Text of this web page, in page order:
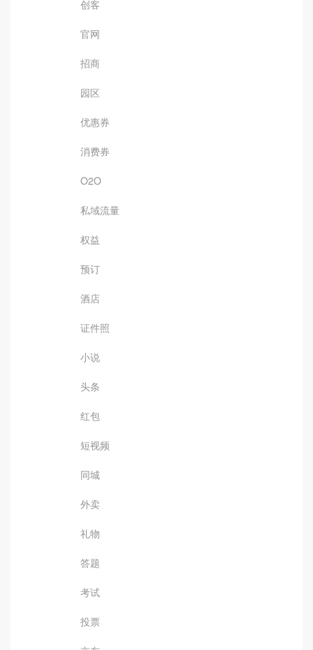
创客
官网
招商
园区
优惠券
消费券
O2O
私域流量
权益
预订
酒店
证件照
小说
头条
红包
短视频
同城
外卖
礼物
答题
考试
投票